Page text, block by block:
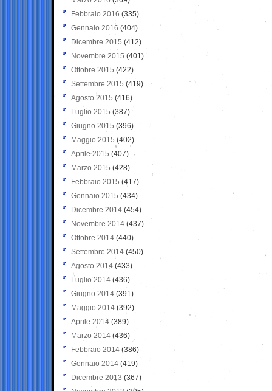
Febbraio 2016 (335)
Gennaio 2016 (404)
Dicembre 2015 (412)
Novembre 2015 (401)
Ottobre 2015 (422)
Settembre 2015 (419)
Agosto 2015 (416)
Luglio 2015 (387)
Giugno 2015 (396)
Maggio 2015 (402)
Aprile 2015 (407)
Marzo 2015 (428)
Febbraio 2015 (417)
Gennaio 2015 (434)
Dicembre 2014 (454)
Novembre 2014 (437)
Ottobre 2014 (440)
Settembre 2014 (450)
Agosto 2014 (433)
Luglio 2014 (436)
Giugno 2014 (391)
Maggio 2014 (392)
Aprile 2014 (389)
Marzo 2014 (436)
Febbraio 2014 (386)
Gennaio 2014 (419)
Dicembre 2013 (367)